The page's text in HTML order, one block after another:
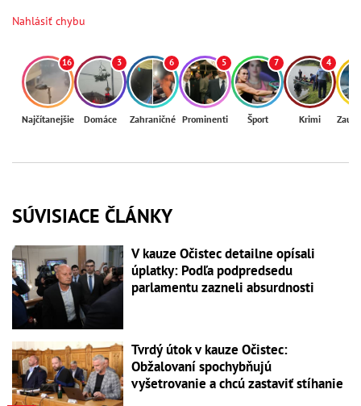
Nahlásiť chybu
16
Najčítanejšie
3
Domáce
6
Zahraničné
5
Prominenti
7
Šport
4
Krimi
SÚVISIACE ČLÁNKY
V kauze Očistec detailne opísali
úplatky: Podľa podpredsedu
parlamentu zazneli absurdnosti
Tvrdý útok v kauze Očistec:
Obžalovaní spochybňujú
vyšetrovanie a chcú zastaviť stíhanie